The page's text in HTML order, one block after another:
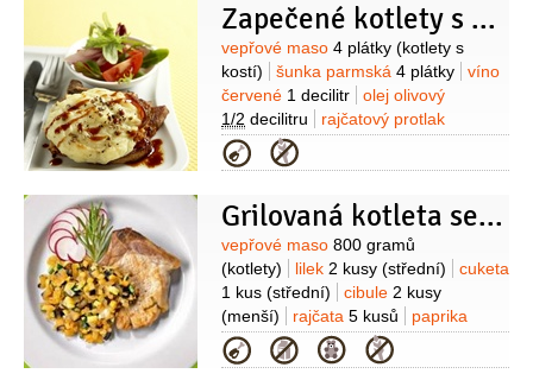
Zapečené kotlety s pepřovou kaší
Suroviny
vepřové maso 4 plátky (kotlety s
kostí)
šunka parmská 4 plátky
víno
červené 1 decilitr
olej olivový
1/2 decilitru
rajčatový protlak
1 lžíce
sójová omáčka
Na kaši: brambory300 gramů
0,8 decilitru
pepř2 lžičky
(drcený)
hořčice ostrá 1 lžička
Kategorie
Grilovaná kotleta se zeleninou
Suroviny
vepřové maso 800 gramů
(kotlety)
lilek 2 kusy (střední)
cuketa
1 kus (střední) cibule 2 kusy
(menší)
rajčata 5 kusů
paprika
1 kus
česnek1 stroužek
3 lžíce
petržel hladkolistá2 lžíce
Kategorie